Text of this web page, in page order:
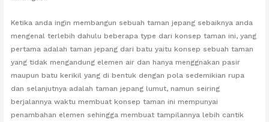
Ketika anda ingin membangun sebuah taman jepang sebaiknya anda
mengenal terlebih dahulu beberapa type dari konsep taman ini, yang
pertama adalah taman jepang dari batu yaitu konsep sebuah taman
yang tidak mengandung elemen air dan hanya menggnakan pasir
maupun batu kerikil yang di bentuk dengan pola sedemikian rupa
dan selanjutnya adalah taman jepang lumut, namun seiring
berjalannya waktu membuat konsep taman ini mempunyai
penambahan elemen sehingga membuat tampilannya lebih cantik